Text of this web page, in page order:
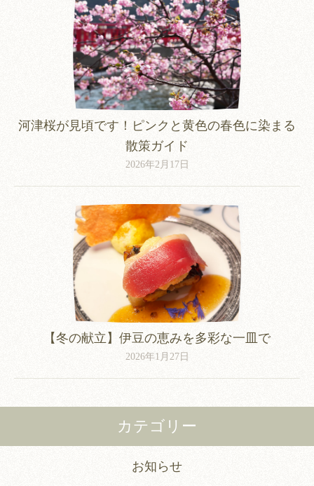
河津桜が見頃です！ピンクと黄色の春色に染まる
散策ガイド
2026年2月17日
【冬の献立】伊豆の恵みを多彩な一皿で
2026年1月27日
カテゴリー
お知らせ